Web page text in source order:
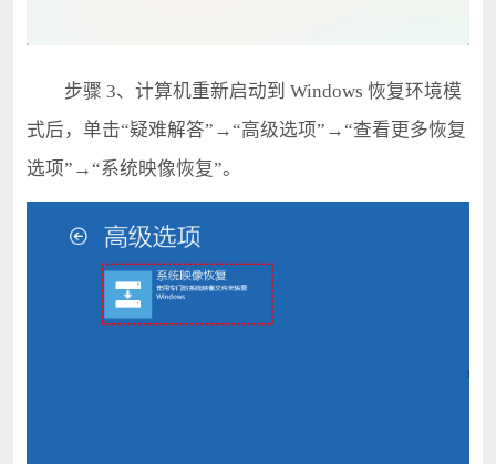
步骤 3、计算机重新启动到 Windows 恢复环境模
式后，单击“疑难解答”→“高级选项”→“查看更多恢复
选项”→“系统映像恢复”。